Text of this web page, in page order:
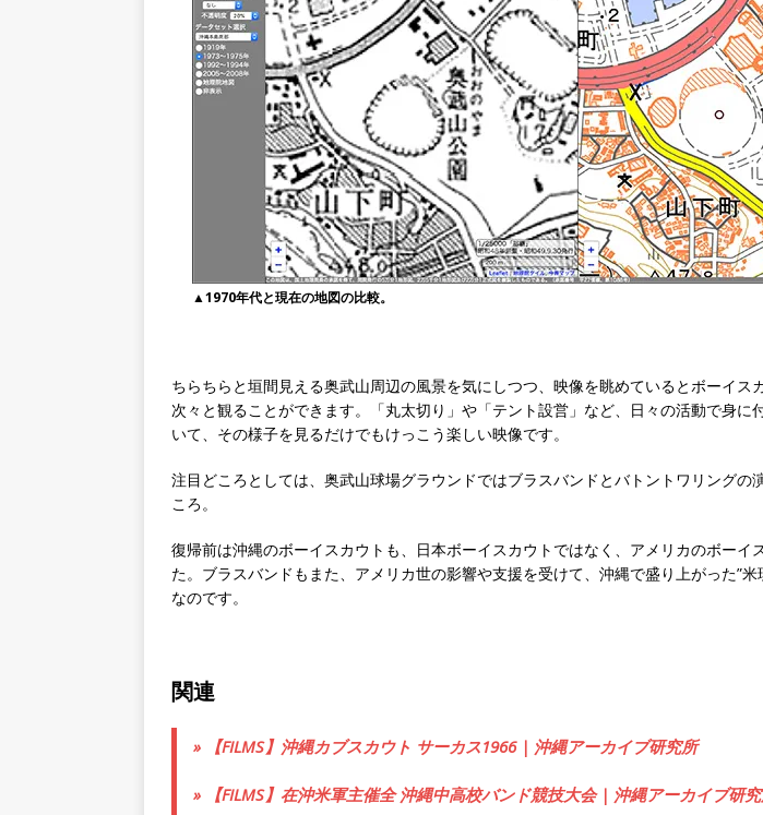
▲1970年代と現在の地図の比較。
ちらちらと垣間見える奥武山周辺の風景を気にしつつ、映像を眺めているとボーイス
次々と観ることができます。「丸太切り」や「テント設営」など、日々の活動で身に
いて、その様子を見るだけでもけっこう楽しい映像です。
注目どころとしては、奥武山球場グラウンドではブラスバンドとバトントワリングの
ころ。
復帰前は沖縄のボーイスカウトも、日本ボーイスカウトではなく、アメリカのボーイ
た。ブラスバンドもまた、アメリカ世の影響や支援を受けて、沖縄で盛り上がった”米
なのです。
関連
» 【FILMS】沖縄カブスカウト サーカス1966 | 沖縄アーカイブ研究所
» 【FILMS】在沖米軍主催全 沖縄中高校バンド競技大会 | 沖縄アーカイブ研